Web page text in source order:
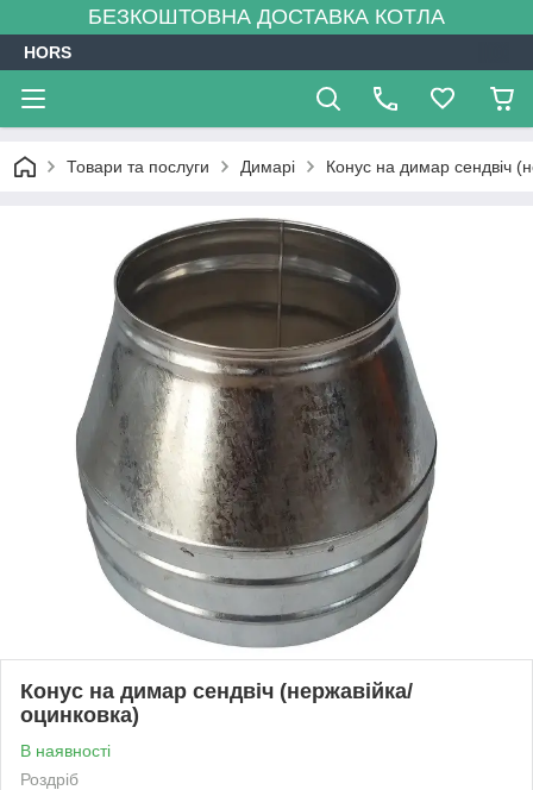
БЕЗКОШТОВНА ДОСТАВКА КОТЛА
HORS
Товари та послуги Димарі Конус на димар сендвіч
Конус на димар сендвіч (нержавійка/
оцинковка)
В наявності
Роздріб